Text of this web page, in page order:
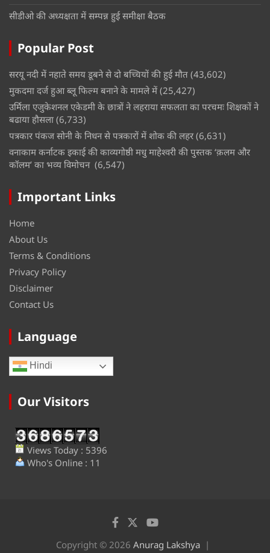
सीडीओ की अध्यक्षता में सम्पन्न हुई समीक्षा बैठक
Popular Post
सरयू नदी में नहाते समय डूबने से दो बच्चियों की हुई मौत (43,602)
मुकदमा दर्ज हुआ ब्लू फिल्म बनाने के मामले में (25,427)
उर्मिला एजुकेशनल एकेडमी के छात्रों ने लहराया सफलता का परचमः शिक्षकों ने
बढाया हौसला (6,733)
पत्रकार पंकज सोनी के निधन से पत्रकारों में शोक की लहर (6,631)
वनाकाम कर्नाटक इकाई की काव्यगोष्ठी मधु माहेश्वरी की पुस्तक ‘क़लम और
कॉलम’ का भव्य विमोचन (6,547)
Important Links
Home
About Us
Terms & Conditions
Privacy Policy
Disclaimer
Contact Us
Language
Hindi
Our Visitors
Views Today : 5396
Who's Online : 11
Copyright © 2026 Anurag Lakshya